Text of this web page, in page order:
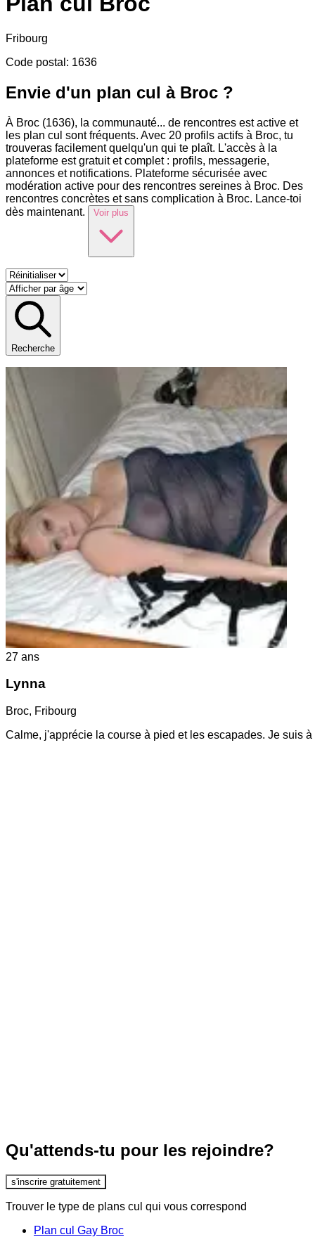
Fribourg
Code postal : 1636
Envie d'un plan cul à Broc ?
À Broc (1636), la communauté... de rencontres est active et
les plan cul sont fréquents. Avec 20 profils actifs à Broc, tu
trouveras facilement quelqu'un qui te plaît. L'accès à la
plateforme est gratuit et complet : profils, messagerie,
annonces et notifications. Plateforme sécurisée avec
modération active pour des rencontres sereines à Broc. Des
rencontres concrètes et sans complication à Broc. Lance-toi
dès maintenant.
Voir plus
Recherche
27 ans
Lynna
Broc, Fribourg
Calme, j'apprécie la course à pied et les escapades. Je suis
Qu'attends-tu pour les rejoindre?
s'inscrire gratuitement
Trouver le type de plans cul qui vous correspond
Plan cul Gay Broc